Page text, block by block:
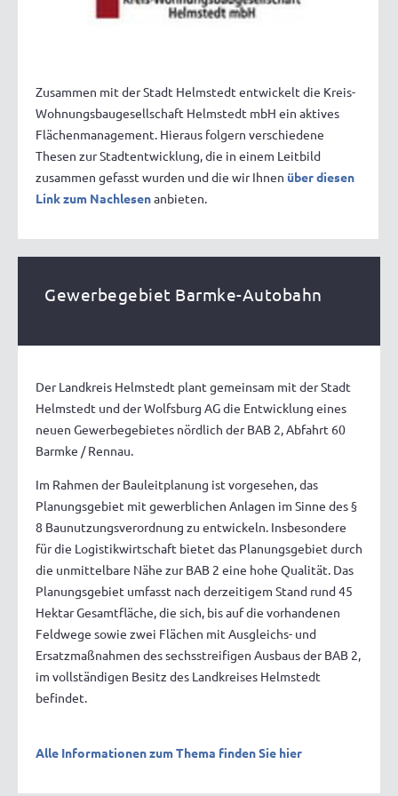
Zusammen mit der Stadt Helmstedt entwickelt die Kreis-
Wohnungsbaugesellschaft Helmstedt mbH ein aktives
Flächenmanagement. Hieraus folgern verschiedene
Thesen zur Stadtentwicklung, die in einem Leitbild
zusammen gefasst wurden und die wir Ihnen über diesen
Link zum Nachlesenanbieten.
Gewerbegebiet Barmke-Autobahn
Der Landkreis Helmstedt plant gemeinsam mit der Stadt
Helmstedt und der Wolfsburg AG die Entwicklung eines
neuen Gewerbegebietes nördlich der BAB 2, Abfahrt 60
Barmke / Rennau.
Im Rahmen der Bauleitplanung ist vorgesehen, das
Planungsgebiet mit gewerblichen Anlagen im Sinne des §
8 Baunutzungsverordnung zu entwickeln. Insbesondere
für die Logistikwirtschaft bietet das Planungsgebiet durch
die unmittelbare Nähe zur BAB 2 eine hohe Qualität. Das
Planungsgebiet umfasst nach derzeitigem Stand rund 45
Hektar Gesamtfläche, die sich, bis auf die vorhandenen
Feldwege sowie zwei Flächen mit Ausgleichs- und
Ersatzmaßnahmen des sechsstreifigen Ausbaus der BAB 2,
im vollständigen Besitz des Landkreises Helmstedt
befindet.
Alle Informationen zum Thema finden Sie hier